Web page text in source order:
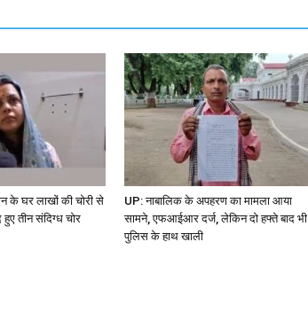
के घर लाखों की चोरी से
तीन संदिग्ध चोर
UP: नाबालिक के अपहरण का मामला आया
सामने, एफआईआर दर्ज, लेकिन दो हफ्ते बाद भी
पुलिस के हाथ खाली